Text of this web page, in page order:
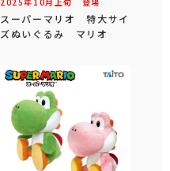
スーパーマリオ 特大サイ
ズぬいぐるみ マリオ